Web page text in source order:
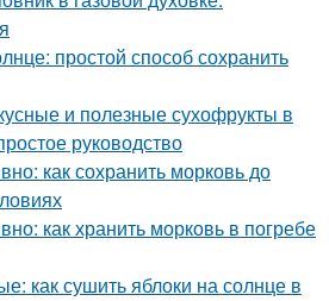
простой способ сохранить
и полезные сухофрукты в
руководство
как сохранить морковь до
как хранить морковь в погребе
как сушить яблоки на солнце в